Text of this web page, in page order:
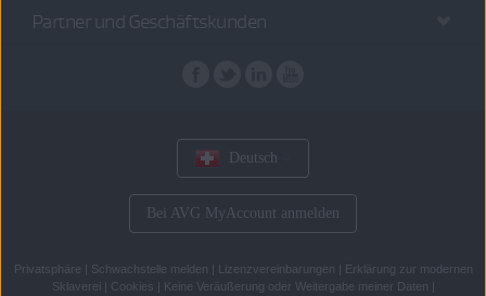
Partner und Geschäftskunden
Deutsch
Bei AVG MyAccount anmelden
Privatsphäre | Schwachstelle melden | Lizenzvereinbarungen | Erklärung zur modernen
Sklaverei
| Cookies | Keine Veräußerung oder Weitergabe meiner Daten |